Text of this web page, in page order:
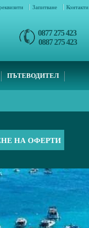
Запитване Контакти
0877 275 423
0887 275 423
ПЪТЕВОДИТЕЛ